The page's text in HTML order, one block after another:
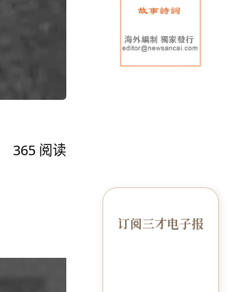
365 阅读
订阅三才电子报